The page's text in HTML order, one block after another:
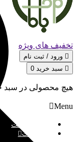
تخفیف های ویژه
سبد خرید 0
هیچ محصولی در سبد
Menu
صفحه نخست
محصولات